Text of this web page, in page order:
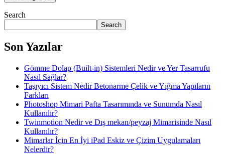
Search
Search
Son Yazılar
Gömme Dolap (Built-in) Sistemleri Nedir ve Yer Tasarrufu
Nasıl Sağlar?
Taşıyıcı Sistem Nedir Betonarme Çelik ve Yığma Yapıların
Farkları
Photoshop Mimari Pafta Tasarımında ve Sunumda Nasıl
Kullanılır?
Twinmotion Nedir ve Dış mekan/peyzaj Mimarisinde Nasıl
Kullanılır?
Mimarlar İçin En İyi iPad Eskiz ve Çizim Uygulamaları
Nelerdir?